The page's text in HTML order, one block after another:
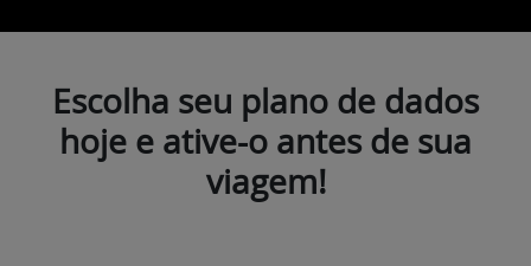
Escolha seu plano de dados
hoje e ative-o antes de sua
viagem!